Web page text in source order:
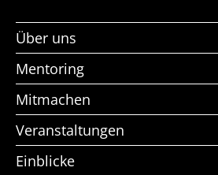
Über uns
Mentoring
Mitmachen
Veranstaltungen
Einblicke